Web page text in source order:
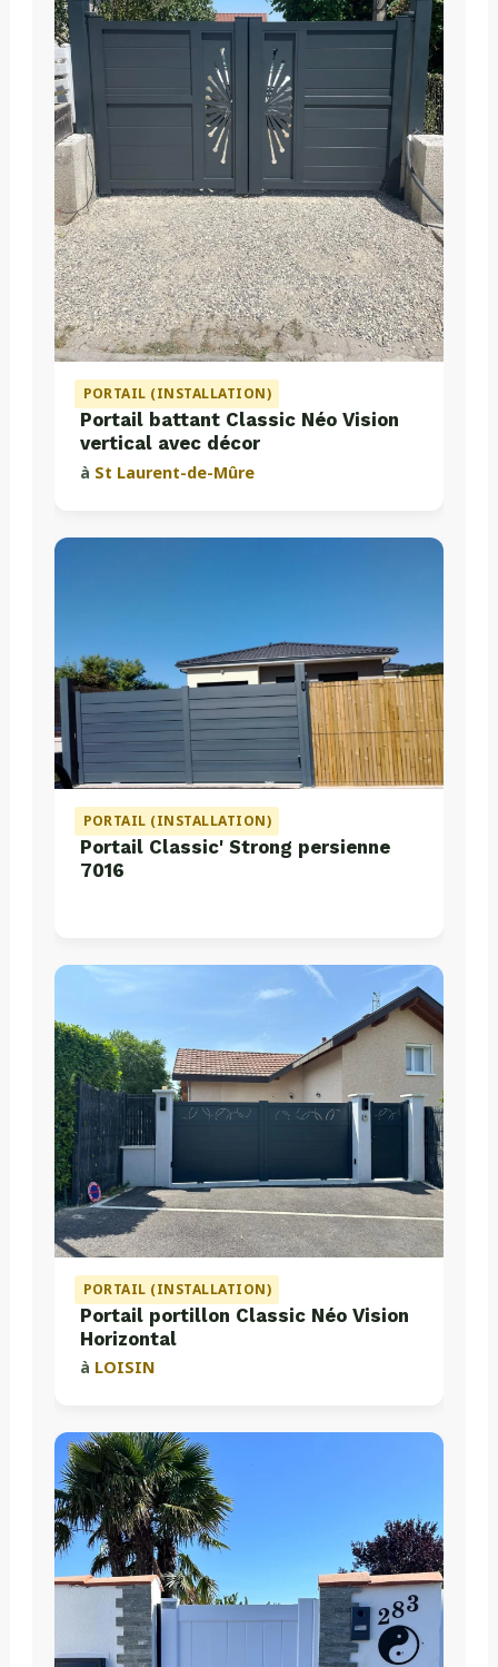
PORTAIL (INSTALLATION)
Portail battant Classic Néo Vision
vertical avec décor
à St Laurent-de-Mûre
PORTAIL (INSTALLATION)
Portail Classic' Strong persienne
7016
PORTAIL (INSTALLATION)
Portail portillon Classic Néo Vision
Horizontal
à LOISIN